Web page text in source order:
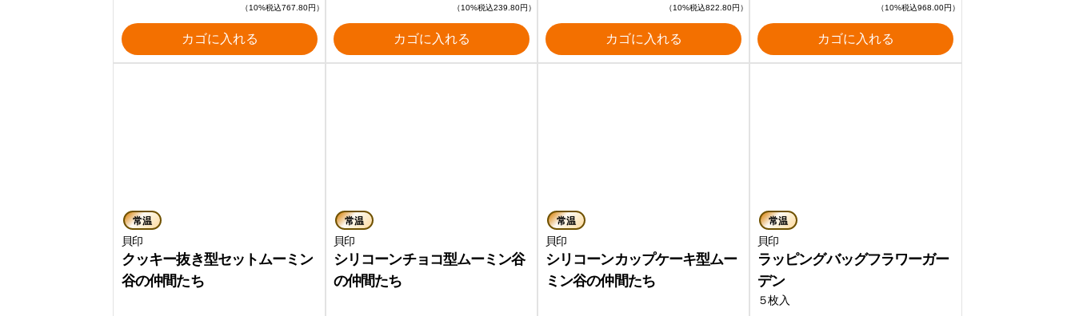
（10%税込767.80円）
カゴに入れる
（10%税込239.80円）
カゴに入れる
（10%税込822.80円）
カゴに入れる
（10%税込968.00円）
カゴに入れる
常温
貝印
クッキー抜き型セットムーミン
谷の仲間たち
常温
貝印
シリコーンチョコ型ムーミン谷
の仲間たち
常温
貝印
シリコーンカップケーキ型ムー
ミン谷の仲間たち
常温
貝印
ラッピングバッグフラワーガー
デン
５枚入